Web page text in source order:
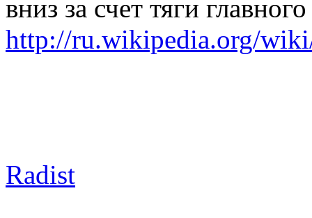
вниз за счет тяги
http://ru.wikipedia.org/
Radist